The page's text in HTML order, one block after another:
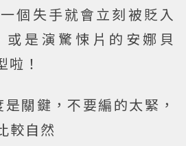
個失手就會立刻被貶入
或是演驚悚片的安娜貝
！
關鍵，不要編的太緊，
較自然